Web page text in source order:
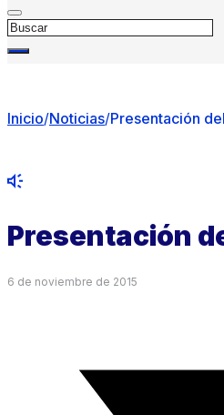
Buscar
Inicio/Noticias/Presentación
Presentación
6 de noviembre de 2015